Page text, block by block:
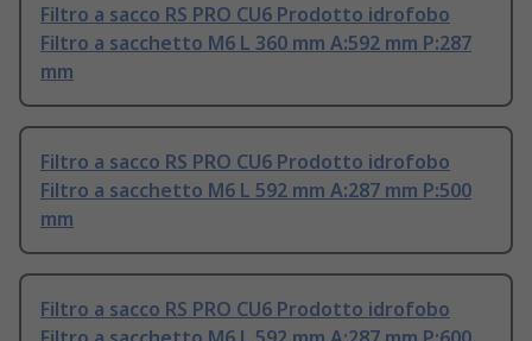
Filtro a sacco RS PRO CU6 Prodotto idrofobo
Filtro a sacchetto M6 L 360 mm A:592 mm P:287
mm
Filtro a sacco RS PRO CU6 Prodotto idrofobo
Filtro a sacchetto M6 L 592 mm A:287 mm P:500
mm
Filtro a sacco RS PRO CU6 Prodotto idrofobo